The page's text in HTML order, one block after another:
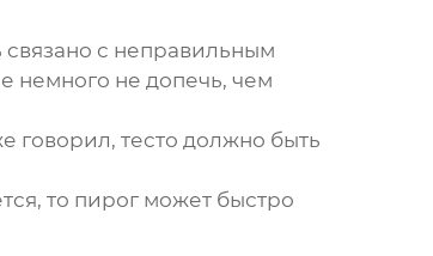
связано с неправильным
немного не допечь, чем
говорил, тесто должно быть
то пирог может быстро